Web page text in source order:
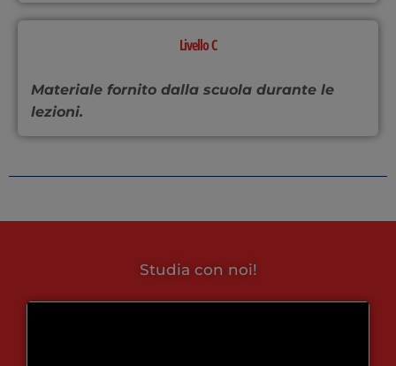
Livello C
Materiale fornito dalla scuola durante le
lezioni.
Studia con noi!